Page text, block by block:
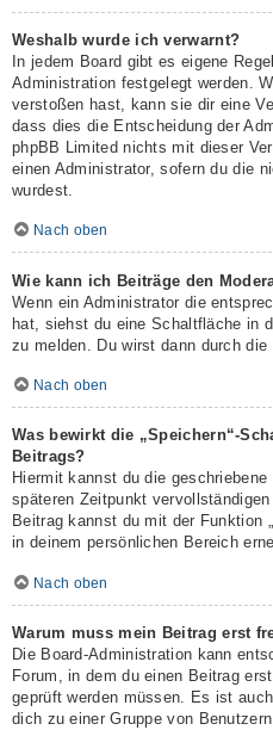
Weshalb wurde ich verwarnt?
In jedem Board gibt es eigene
Administration festgelegt werden.
verstoßen hast, kann sie dir eine
dass dies die Entscheidung der
phpBB Limited nichts mit dieser
einen Administrator, sofern du die
wurdest.
Nach oben
Wie kann ich Beiträge den
Wenn ein Administrator die
hat, siehst du eine Schaltfläche in
zu melden. Du wirst dann durch die
Nach oben
Was bewirkt die „Speichern“-
Beitrags?
Hiermit kannst du die
späteren Zeitpunkt
Beitrag kannst du mit der Funktion
in deinem persönlichen Bereich
Nach oben
Warum muss mein Beitrag erst
Die Board-Administration kann
Forum, in dem du einen Beitrag
geprüft werden müssen. Es ist
dich zu einer Gruppe von